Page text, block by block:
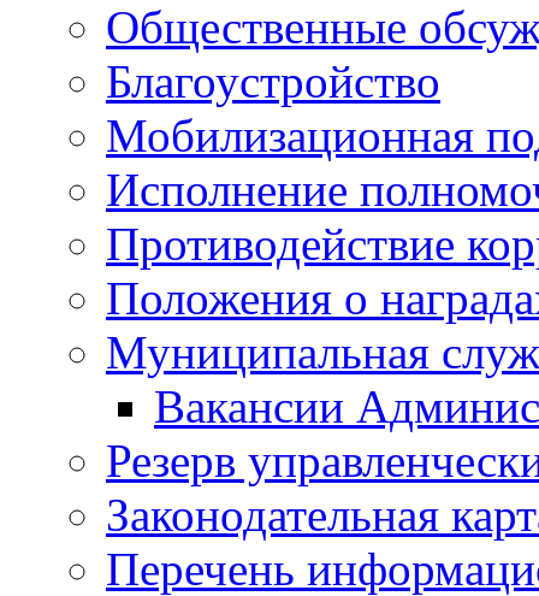
Общественные
Благоустройство
Мобилизационная
Исполнение
Противодействие
Положения о
Муниципальная
Вакансии
Резерв
Законодательная
Перечень